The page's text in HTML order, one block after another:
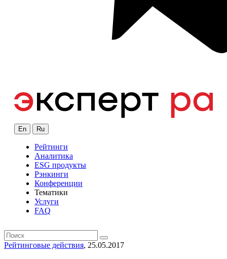
En Ru
Рейтинги
Аналитика
ESG продукты
Рэнкинги
Конференции
Тематики
Услуги
FAQ
Рейтинговые действия, 25.05.2017